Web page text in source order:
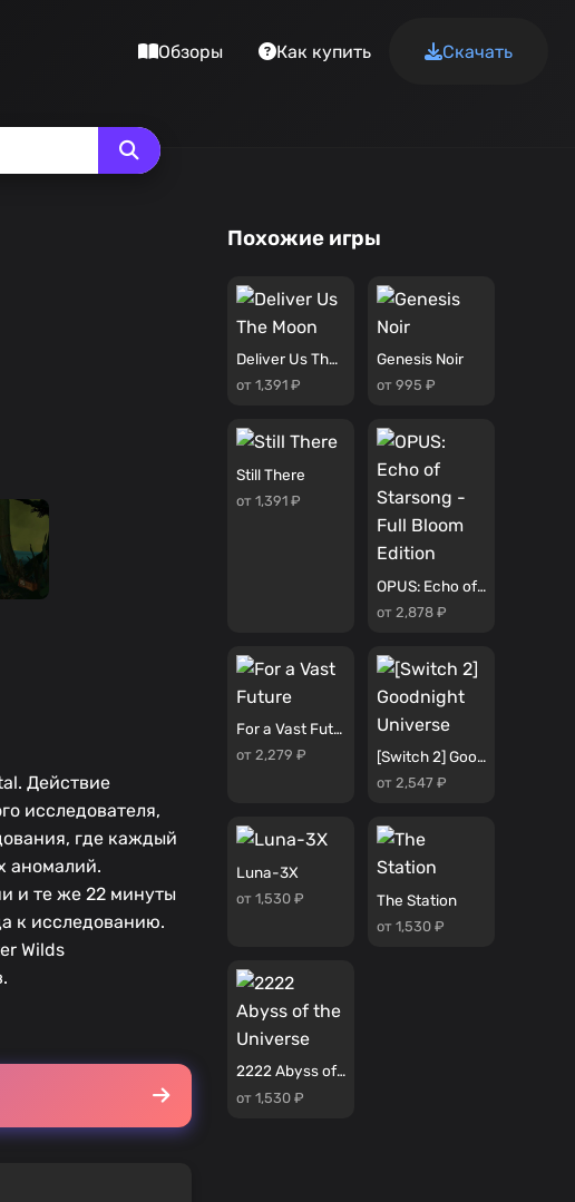
Обзоры Как купить Скачать
Действие
исследователя,
где каждый
аномалий.
и те же 22 минуты
к исследованию.
Wilds
Похожие игры
Deliver Us The Moon
от 1,391 ₽
Genesis Noir
от 995 ₽
Still There
от 1,391 ₽
OPUS: Echo of Starsong - Full Bloom Edition
от 2,878 ₽
For a Vast Future
от 2,279 ₽ [Switch 2] Goodnight Universe
от 2,547 ₽
Luna-3X
от 1,530 ₽ The Station
от 1,530 ₽
2222 Abyss of the Universe
от 1,530 ₽